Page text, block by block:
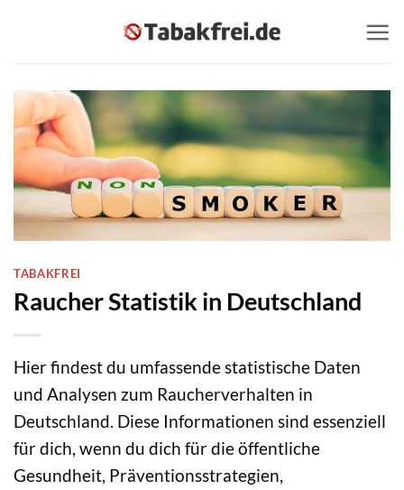
springen
TABAKFREI
Raucher Statistik in Deutschland
Hier findest du umfassende statistische Daten
und Analysen zum Raucherverhalten in
Deutschland. Diese Informationen sind essenziell
für dich, wenn du dich für die öffentliche
Gesundheit, Präventionsstrategien,